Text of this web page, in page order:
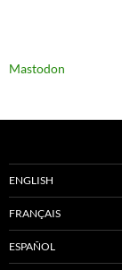
Mastodon
ENGLISH
FRANÇAIS
ESPAÑOL